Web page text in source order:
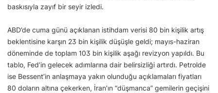
baskısıyla zayıf bir seyir izledi.
ABD’de cuma günü açıklanan istihdam verisi 80 bin kişilik artış
beklentisine karşın 23 bin kişilik düşüşle geldi; mayıs-haziran
döneminde de toplam 103 bin kişilik aşağı revizyon yapıldı. Bu
tablo, Fed’in gelecek adımlarına dair belirsizliği artırdı. Petrolde
ise Bessent’in anlaşmaya yakın olunduğu açıklamaları fiyatları
80 doların altına çekerken, İran’ın “düşmanca” gemilerin geçişini